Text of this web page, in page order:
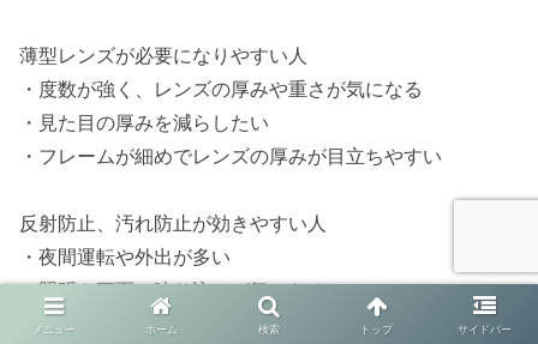
薄型レンズが必要になりやすい人
・度数が強く、レンズの厚みや重さが気になる
・見た目の厚みを減らしたい
・フレームが細めでレンズの厚みが目立ちやすい
反射防止、汚れ防止が効きやすい人
・夜間運転や外出が多い
・照明や画面の映り込みが気になる
・レンズを拭く頻度が高い、指紋が気になる
メニュー ホーム 検索 トップ サイドバー